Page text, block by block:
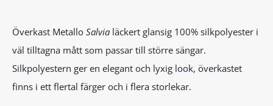
Överkast Metallo Salvia läckert glansig 100% silkpolyester i
väl tilltagna mått som passar till större sängar.
Silkpolyestern ger en elegant och lyxig look, överkastet
finns i ett flertal färger och i flera storlekar.